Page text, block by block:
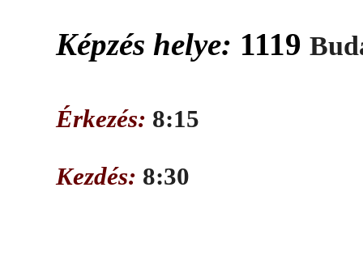
Képzés helye: 1119
Érkezés: 8:15
Kezdés: 8:30